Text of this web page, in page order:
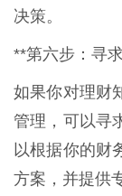
决策。
**第六步：寻
如果你对理财
管理，可以寻
以根据你的财
方案，并提供